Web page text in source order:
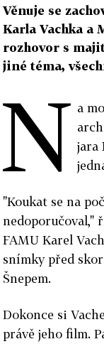
Věnuje se
Karla Vachka a
rozhovor s
jiné téma,
N a
jara
"Koukat se na
nedoporučoval,"
FAMU Karel
snímky před
Šnepem.
Dokonce si
právě jeho film.